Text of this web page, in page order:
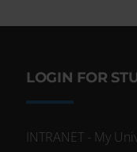
LOGIN FOR
INTRANET - My